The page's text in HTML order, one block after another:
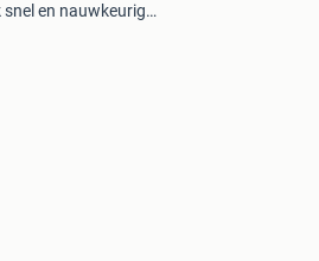
en nauwkeurig